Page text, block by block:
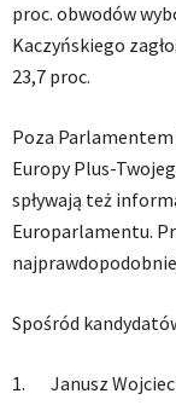
proc. obwodów
Kaczyńskiego
23,7 proc.
Poza
Europy Plus-
spływają też
Europarlamentu.
Spośród
1. Janusz